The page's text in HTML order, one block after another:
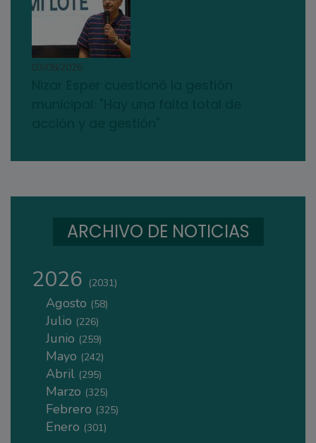
03/08/2026
ARCHIVO DE NOTICIAS
2026 (2031)
Agosto (58)
Julio (226)
Junio (259)
Mayo (242)
Abril (295)
Marzo (325)
Febrero (325)
Enero (301)